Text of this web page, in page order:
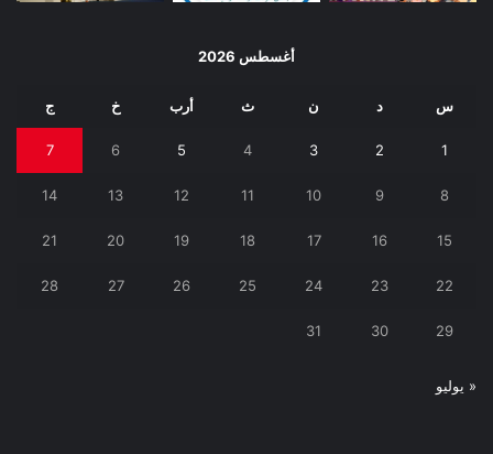
أغسطس 2026
س د ن ث أرب خ ج
1
2
3
4
5
6
7
8
9
10
11
12
13
14
15
16
17
18
19
20
21
22
23
24
25
26
27
28
29
30
31
« يوليو